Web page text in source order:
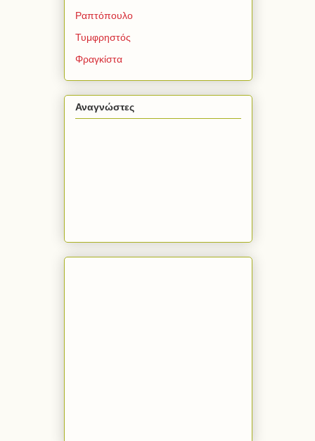
Ραπτόπουλο
Τυμφρηστός
Φραγκίστα
Αναγνώστες